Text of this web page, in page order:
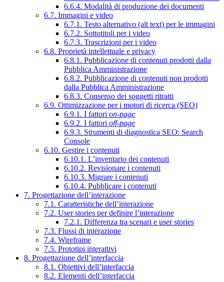
6.6.4. Modalità di produzione dei documenti
6.7. Immagini e video
6.7.1. Testo alternativo (alt text) per le immagini
6.7.2. Sottotitoli per i video
6.7.3. Trascrizioni per i video
6.8. Proprietà intellettuale e privacy
6.8.1. Pubblicazione di contenuti prodotti dalla
Pubblica Amministrazione
6.8.2. Pubblicazione di contenuti non prodotti
dalla Pubblica Amministrazione
6.8.3. Consenso dei soggetti ritratti
6.9. Ottimizzazione per i motori di ricerca (SEO)
6.9.1. I fattori on-page
6.9.2. I fattori off-page
6.9.3. Strumenti di diagnostica SEO: Search
Console
6.10. Gestire i contenuti
6.10.1. L’inventario dei contenuti
6.10.2. Revisionare i contenuti
6.10.3. Migrare i contenuti
6.10.4. Pubblicare i contenuti
7. Progettazione dell’interazione
7.1. Caratteristiche dell’interazione
7.2. User stories per definire l’interazione
7.2.1. Differenza tra scenari e user stories
7.3. Flussi di interazione
7.4. Wireframe
7.5. Prototipi interattivi
8. Progettazione dell’interfaccia
8.1. Obiettivi dell’interfaccia
8.2. Elementi dell’interfaccia